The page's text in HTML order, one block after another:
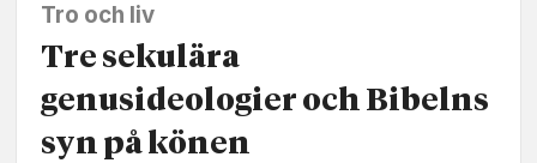
Tro och liv
Tre sekulära
genusideologier och Bibelns
syn på könen